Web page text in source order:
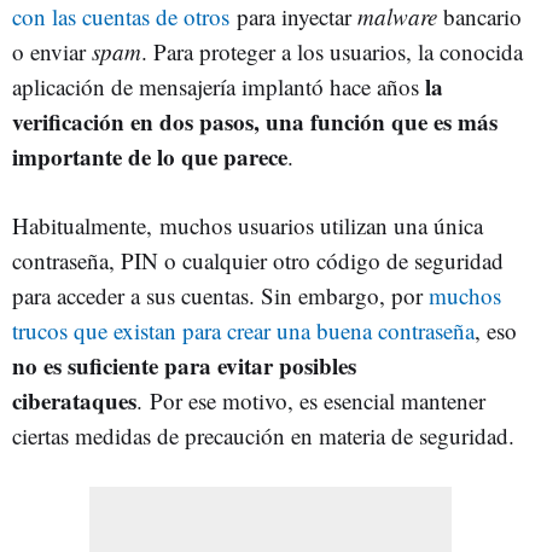
con las cuentas de otros para inyectarmalware bancario
o enviarspam. Para proteger a los usuarios, la conocida
aplicación de mensajería implantó hace años la
verificación en dos pasos, una función que es más
importante de lo que parece.
Habitualmente, muchos usuarios utilizan una única
contraseña, PIN o cualquier otro código de seguridad
para acceder a sus cuentas. Sin embargo, pormuchos
trucos que existan para crear una buena contraseña, eso
no es suficiente para evitar posibles
ciberataques. Por ese motivo, es esencial mantener
ciertas medidas de precaución en materia de seguridad.